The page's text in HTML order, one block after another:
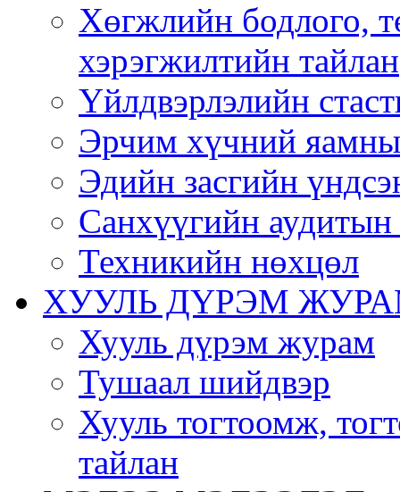
Хөгжлийн бодлого,
хэрэгжилтийн тайлан
Үйлдвэрлэлийн
Эрчим хүчний
Эдийн засгийн
Санхүүгийн аудитын
Техникийн нөхцөл
ХУУЛЬ ДҮРЭМ
Хууль дүрэм журам
Тушаал шийдвэр
Хууль тогтоомж,
тайлан